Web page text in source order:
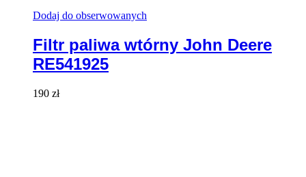
Dodaj do obserwowanych
Filtr paliwa wtórny John Deere
RE541925
190 zł